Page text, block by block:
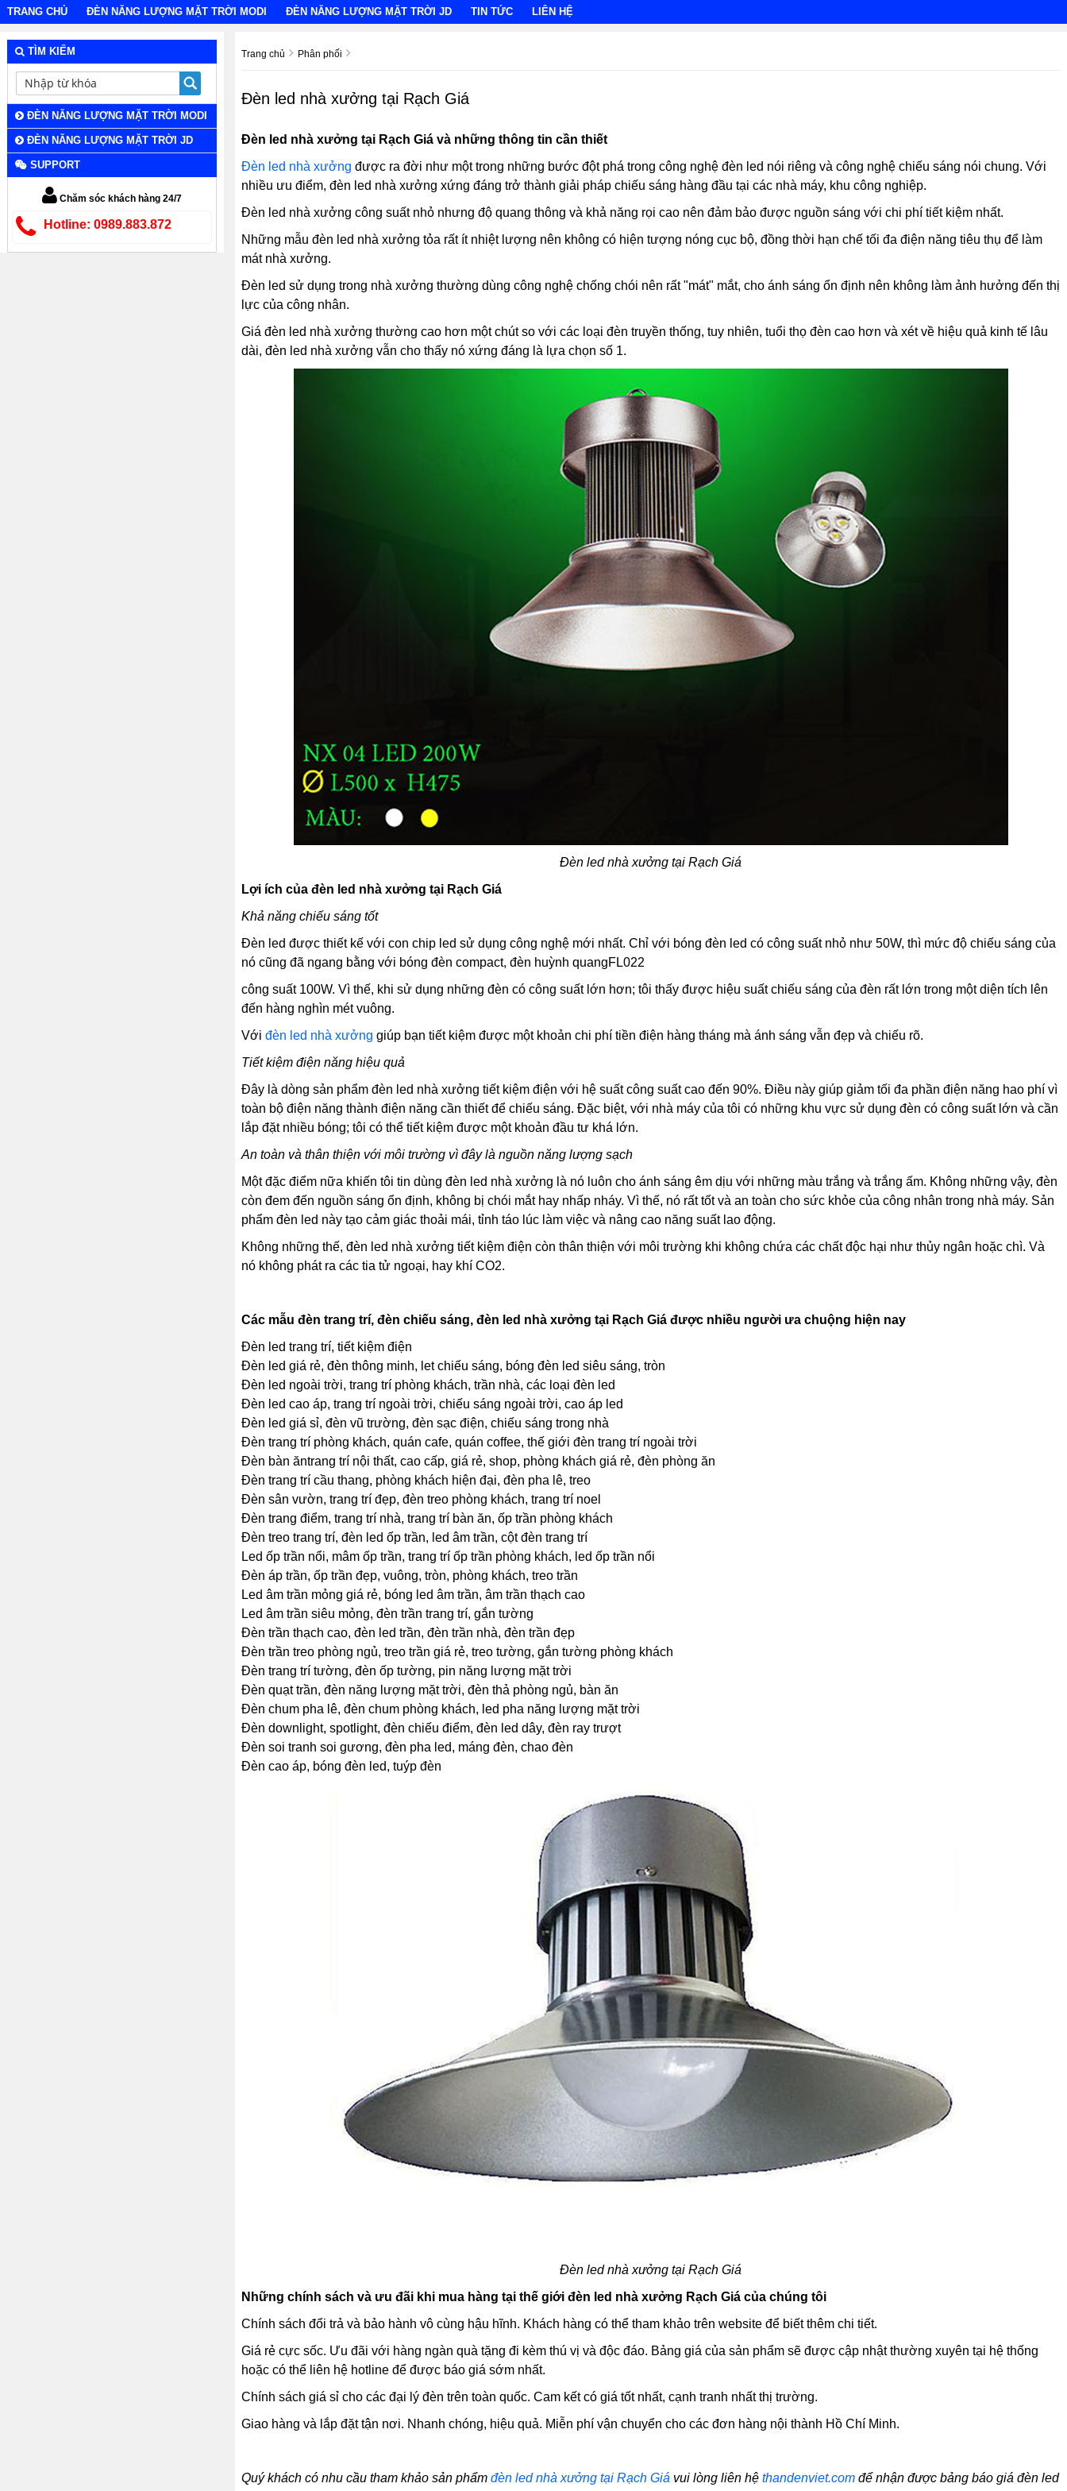
TRANG CHỦ ĐÈN NĂNG LƯỢNG MẶT TRỜI MODI ĐÈN NĂNG LƯỢNG MẶT TRỜI JD TIN TỨC LIÊN HỆ
Trang chủ Phân phối
Đèn led nhà xưởng tại Rạch Giá
Đèn led nhà xưởng tại Rạch Giá và những thông tin cần thiết
Đèn led nhà xưởng được ra đời như một trong những bước đột phá trong công nghệ đèn led nói riêng và công nghệ chiếu sáng nói chung. Với
nhiều ưu điểm, đèn led nhà xưởng xứng đáng trở thành giải pháp chiếu sáng hàng đầu tại các nhà máy, khu công nghiệp.
Đèn led nhà xưởng công suất nhỏ nhưng độ quang thông và khả năng rọi cao nên đảm bảo được nguồn sáng với chi phí tiết kiệm nhất.
Những mẫu đèn led nhà xưởng tỏa rất ít nhiệt lượng nên không có hiện tượng nóng cục bộ, đồng thời hạn chế tối đa điện năng tiêu thụ để làm
mát nhà xưởng.
Đèn led sử dụng trong nhà xưởng thường dùng công nghệ chống chói nên rất "mát" mắt, cho ánh sáng ổn định nên không làm ảnh hưởng đến thị
lực của công nhân.
Giá đèn led nhà xưởng thường cao hơn một chút so với các loại đèn truyền thống, tuy nhiên, tuổi thọ đèn cao hơn và xét về hiệu quả kinh tế lâu
dài, đèn led nhà xưởng vẫn cho thấy nó xứng đáng là lựa chọn số 1.
Đèn led nhà xưởng tại Rạch Giá
Lợi ích của đèn led nhà xưởng tại Rạch Giá
Khả năng chiếu sáng tốt
Đèn led được thiết kế với con chip led sử dụng công nghệ mới nhất. Chỉ với bóng đèn led có công suất nhỏ như 50W, thì mức độ chiếu sáng của
nó cũng đã ngang bằng với bóng đèn compact, đèn huỳnh quangFL022
công suất 100W. Vì thế, khi sử dụng những đèn có công suất lớn hơn; tôi thấy được hiệu suất chiếu sáng của đèn rất lớn trong một diện tích lên
đến hàng nghìn mét vuông.
Với đèn led nhà xưởng giúp bạn tiết kiệm được một khoản chi phí tiền điện hàng tháng mà ánh sáng vẫn đẹp và chiếu rõ.
Tiết kiệm điện năng hiệu quả
Đây là dòng sản phẩm đèn led nhà xưởng tiết kiệm điện với hệ suất công suất cao đến 90%. Điều này giúp giảm tối đa phần điện năng hao phí vì
toàn bộ điện năng thành điện năng cần thiết để chiếu sáng. Đặc biệt, với nhà máy của tôi có những khu vực sử dụng đèn có công suất lớn và cần
lắp đặt nhiều bóng; tôi có thể tiết kiệm được một khoản đầu tư khá lớn.
An toàn và thân thiện với môi trường vì đây là nguồn năng lượng sạch
Một đặc điểm nữa khiến tôi tin dùng đèn led nhà xưởng là nó luôn cho ánh sáng êm dịu với những màu trắng và trắng ấm. Không những vậy, đèn
còn đem đến nguồn sáng ổn định, không bị chói mắt hay nhấp nháy. Vì thế, nó rất tốt và an toàn cho sức khỏe của công nhân trong nhà máy. Sản
phẩm đèn led này tạo cảm giác thoải mái, tỉnh táo lúc làm việc và nâng cao năng suất lao động.
Không những thế, đèn led nhà xưởng tiết kiệm điện còn thân thiện với môi trường khi không chứa các chất độc hại như thủy ngân hoặc chì. Và
nó không phát ra các tia tử ngoại, hay khí CO2.
Các mẫu đèn trang trí, đèn chiếu sáng, đèn led nhà xưởng tại Rạch Giá được nhiều người ưa chuộng hiện nay
Đèn led trang trí, tiết kiệm điện
Đèn led giá rẻ, đèn thông minh, let chiếu sáng, bóng đèn led siêu sáng, tròn
Đèn led ngoài trời, trang trí phòng khách, trần nhà, các loại đèn led
Đèn led cao áp, trang trí ngoài trời, chiếu sáng ngoài trời, cao áp led
Đèn led giá sỉ, đèn vũ trường, đèn sạc điện, chiếu sáng trong nhà
Đèn trang trí phòng khách, quán cafe, quán coffee, thế giới đèn trang trí ngoài trời
Đèn bàn ăntrang trí nội thất, cao cấp, giá rẻ, shop, phòng khách giá rẻ, đèn phòng ăn
Đèn trang trí cầu thang, phòng khách hiện đại, đèn pha lê, treo
Đèn sân vườn, trang trí đẹp, đèn treo phòng khách, trang trí noel
Đèn trang điểm, trang trí nhà, trang trí bàn ăn, ốp trần phòng khách
Đèn treo trang trí, đèn led ốp trần, led âm trần, cột đèn trang trí
Led ốp trần nổi, mâm ốp trần, trang trí ốp trần phòng khách, led ốp trần nổi
Đèn áp trần, ốp trần đẹp, vuông, tròn, phòng khách, treo trần
Led âm trần mỏng giá rẻ, bóng led âm trần, âm trần thạch cao
Led âm trần siêu mỏng, đèn trần trang trí, gắn tường
Đèn trần thạch cao, đèn led trần, đèn trần nhà, đèn trần đẹp
Đèn trần treo phòng ngủ, treo trần giá rẻ, treo tường, gắn tường phòng khách
Đèn trang trí tường, đèn ốp tường, pin năng lượng mặt trời
Đèn quạt trần, đèn năng lượng mặt trời, đèn thả phòng ngủ, bàn ăn
Đèn chum pha lê, đèn chum phòng khách, led pha năng lượng mặt trời
Đèn downlight, spotlight, đèn chiếu điểm, đèn led dây, đèn ray trượt
Đèn soi tranh soi gương, đèn pha led, máng đèn, chao đèn
Đèn cao áp, bóng đèn led, tuýp đèn
Đèn led nhà xưởng tại Rạch Giá
Những chính sách và ưu đãi khi mua hàng tại thế giới đèn led nhà xưởng Rạch Giá của chúng tôi
Chính sách đổi trả và bảo hành vô cùng hậu hĩnh. Khách hàng có thể tham khảo trên website để biết thêm chi tiết.
Giá rẻ cực sốc. Ưu đãi với hàng ngàn quà tặng đi kèm thú vị và độc đáo. Bảng giá của sản phẩm sẽ được cập nhật thường xuyên tại hệ thống
hoặc có thể liên hệ hotline để được báo giá sớm nhất.
Chính sách giá sỉ cho các đại lý đèn trên toàn quốc. Cam kết có giá tốt nhất, cạnh tranh nhất thị trường.
Giao hàng và lắp đặt tận nơi. Nhanh chóng, hiệu quả. Miễn phí vận chuyển cho các đơn hàng nội thành Hồ Chí Minh.
Quý khách có nhu cầu tham khảo sản phẩm đèn led nhà xưởng tại Rạch Giá vui lòng liên hệ thandenviet.comđể nhận được bảng báo giá đèn led
TÌM KIẾM
ĐÈN NĂNG LƯỢNG MẶT TRỜI MODI
ĐÈN NĂNG LƯỢNG MẶT TRỜI JD
SUPPORT
Chăm sóc khách hàng 24/7
Hotline: 0989.883.872